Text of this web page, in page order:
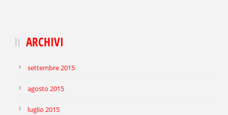
ARCHIVI
settembre 2015
agosto 2015
luglio 2015